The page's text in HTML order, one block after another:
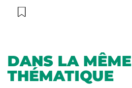
DANS LA MÊME
THÉMATIQUE